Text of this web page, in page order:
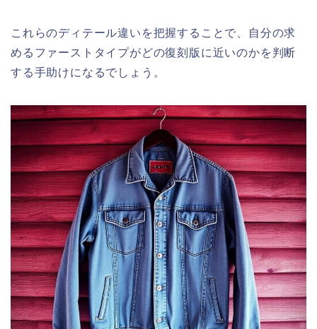
これらのディテール違いを把握することで、自分の求
めるファーストタイプがどの復刻版に近いのかを判断
する手助けになるでしょう。